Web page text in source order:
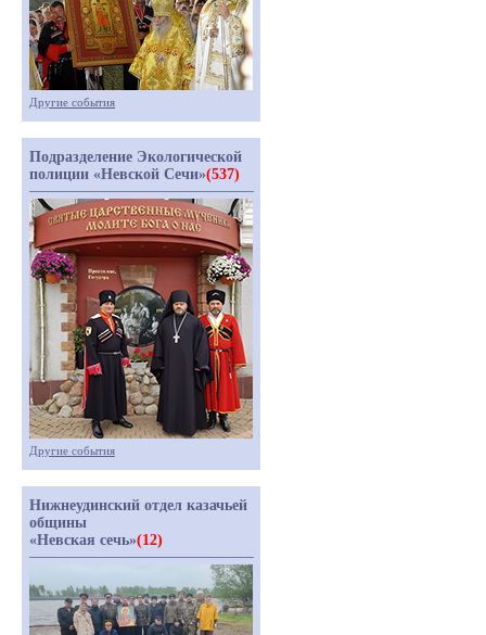
Другие события
Подразделение Экологической
полиции «Невской Сечи»(537)
Другие события
Нижнеудинский отдел казачьей
общины
«Невская сечь»(12)